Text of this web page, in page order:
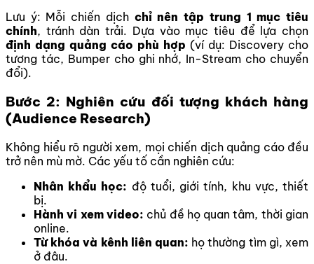
Lưu ý: Mỗi chiến dịch chỉ nên tập trung 1 mục tiêu
chính, tránh dàn trải. Dựa vào mục tiêu để lựa chọn
định dạng quảng cáo phù hợp (ví dụ: Discovery cho
tương tác, Bumper cho ghi nhớ, In-Stream cho chuyển
đổi).
Bước 2: Nghiên cứu đối tượng khách hàng
(Audience Research)
Không hiểu rõ người xem, mọi chiến dịch quảng cáo đều
trở nên mù mờ. Các yếu tố cần nghiên cứu:
Nhân khẩu học: độ tuổi, giới tính, khu vực, thiết
bị.
Hành vi xem video: chủ đề họ quan tâm, thời gian
online.
Từ khóa và kênh liên quan: họ thường tìm gì, xem
ở đâu.